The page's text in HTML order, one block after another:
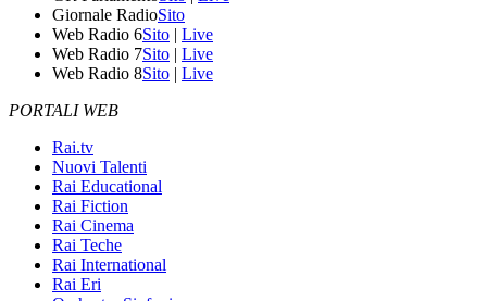
Giornale RadioSito
Web Radio 6Sito | Live
Web Radio 7Sito | Live
Web Radio 8Sito | Live
PORTALI WEB
Rai.tv
Nuovi Talenti
Rai Educational
Rai Fiction
Rai Cinema
Rai Teche
Rai International
Rai Eri